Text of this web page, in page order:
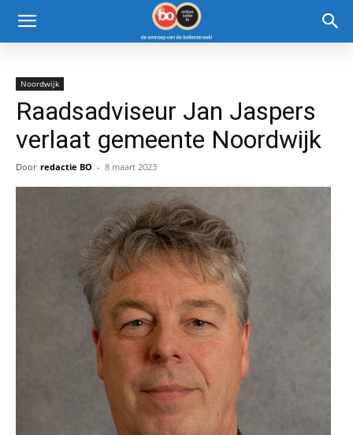
Noordwijk
Raadsadviseur Jan Jaspers
verlaat gemeente Noordwijk
Door redactie BO - 8 maart 2023